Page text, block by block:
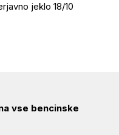
jeklo 18/10
vse bencinske